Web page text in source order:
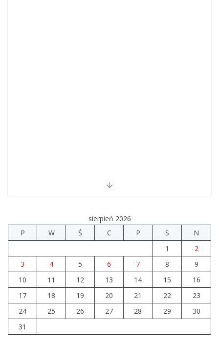
sierpień 2026
P
W Ś C P S
N
1
2
3
4 5 6 7 8
9
10
11 12 13 14 15
16
17
18 19 20 21 22
23
24
25 26 27 28 29
30
31